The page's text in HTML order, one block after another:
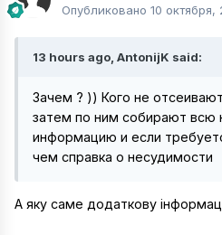
Опубликовано 10 октября,
13 hours ago, AntonijK said:
Зачем ? )) Кого не
затем по ним собирают всю
информацию и если
чем справка о несудимости
А яку саме додаткову